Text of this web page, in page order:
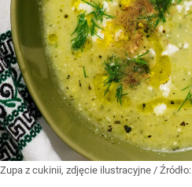
Zupa z cukinii, zdjęcie ilustracyjne / Źródło: